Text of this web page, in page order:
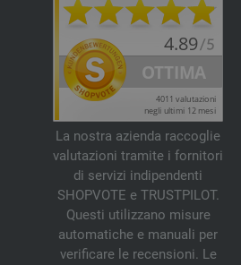
La nostra azienda raccoglie
valutazioni tramite i fornitori
di servizi indipendenti
SHOPVOTE e TRUSTPILOT.
Questi utilizzano misure
automatiche e manuali per
verificare le recensioni. Le